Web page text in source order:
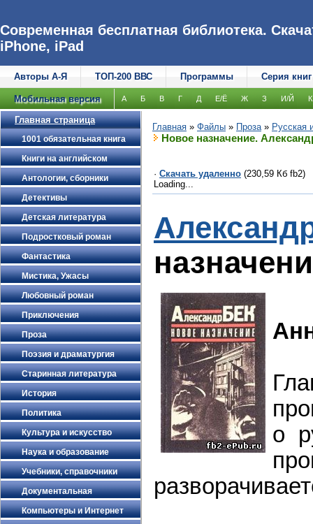
Современная бесплатная библиотека.
iPhone, iPad
Авторы А-Я ТОП-200 ВВС Программы Серия книг
Мобильная версия А Б В Г Д Е/Ё Ж З И/Й К
Главная страница
1001 обязательная книга
Книги на английском
Антологии, сборники
Детективы
Детская литература
Подростковый роман
Фантастика
Мистика, Ужасы
Любовный роман
Приключения
Проза
Поэзия и драматургия
Старинная литература
История
Политика
Культура и искусство
Наука и образование
Учебники, справочники
Документальная
Компьютеры и Интернет
Главная » Файлы » Проза» Русская
Новое назначение.
· Скачать удаленно (230,59 Кб fb2)
Loading...
о